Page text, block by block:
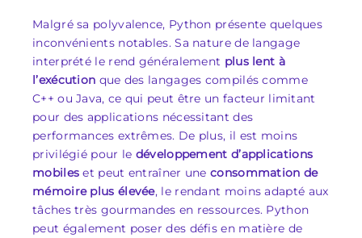
Malgré sa polyvalence, Python présente quelques
inconvénients notables. Sa nature de langage
interprété le rend généralement plus lent à
l’exécution que des langages compilés comme
C++ ou Java, ce qui peut être un facteur limitant
pour des applications nécessitant des
performances extrêmes. De plus, il est moins
privilégié pour le développement d’applications
mobiles et peut entraîner uneconsommation de
mémoire plus élevée, le rendant moins adapté aux
tâches très gourmandes en ressources. Python
peut également poser des défis en matière de